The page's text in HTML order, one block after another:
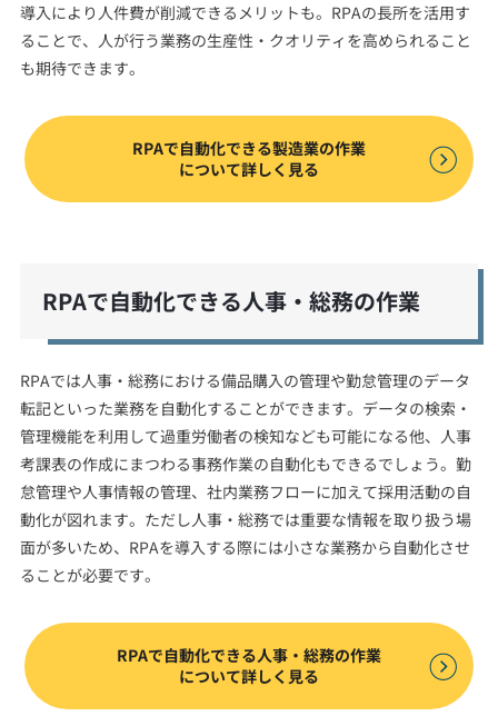
導入により人件費が削減できるメリットも。RPAの長所を活用す
ることで、人が行う業務の生産性・クオリティを高められること
も期待できます。
RPAで自動化できる製造業の作業
について詳しく見る
RPAで自動化できる人事・総務の作業
RPAでは人事・総務における備品購入の管理や勤怠管理のデータ
転記といった業務を自動化することができます。データの検索・
管理機能を利用して過重労働者の検知なども可能になる他、人事
考課表の作成にまつわる事務作業の自動化もできるでしょう。勤
怠管理や人事情報の管理、社内業務フローに加えて採用活動の自
動化が図れます。ただし人事・総務では重要な情報を取り扱う場
面が多いため、RPAを導入する際には小さな業務から自動化させ
ることが必要です。
RPAで自動化できる人事・総務の作業
について詳しく見る